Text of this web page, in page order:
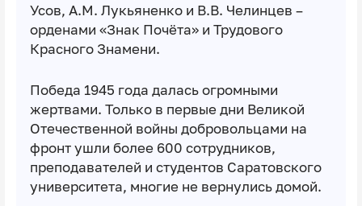
Усов, А.М. Лукьяненко и В.В. Челинцев –
орденами «Знак Почёта» и Трудового
Красного Знамени.
Победа 1945 года далась огромными
жертвами. Только в первые дни Великой
Отечественной войны добровольцами на
фронт ушли более 600 сотрудников,
преподавателей и студентов Саратовского
университета, многие не вернулись домой.